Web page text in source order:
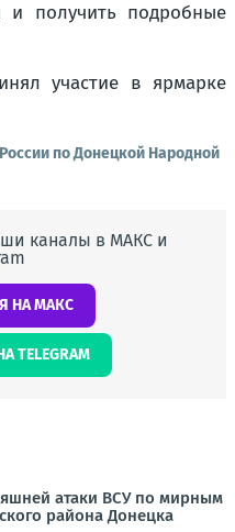
и получить подробные
по Донецкой Народной
каналы в МАКС и
НА МАКС
TELEGRAM
атаки ВСУ по мирным
района Донецка